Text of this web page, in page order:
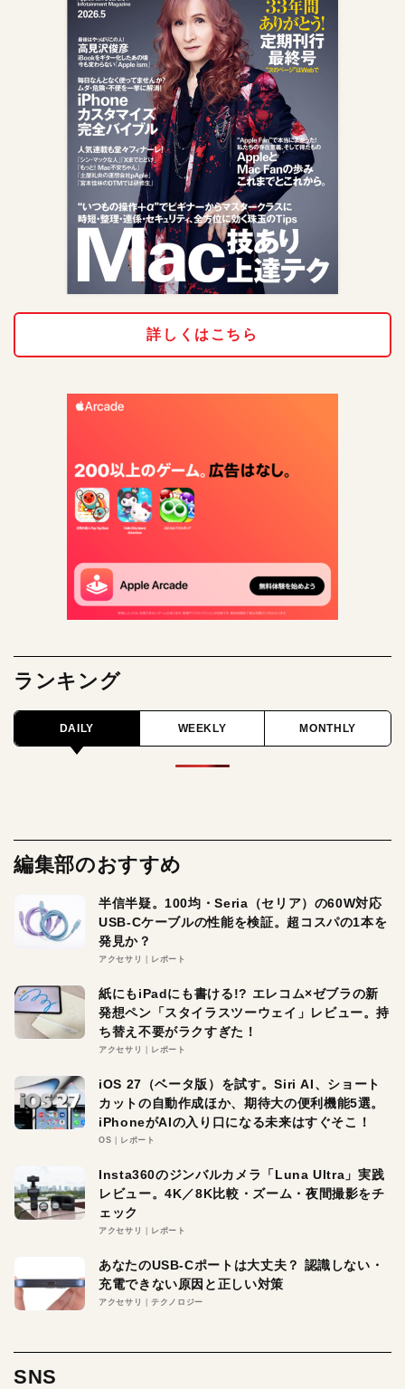
詳しくはこちら
ランキング
DAILY WEEKLY MONTHLY
編集部のおすすめ
半信半疑。100均・Seria（セリア）の60W対応
USB-Cケーブルの性能を検証。超コスパの1本を
発見か？
アクセサリ レポート
紙にもiPadにも書ける!? エレコム×ゼブラの新
発想ペン「スタイラスツーウェイ」レビュー。持
ち替え不要がラクすぎた！
アクセサリ レポート
iOS 27（ベータ版）を試す。Siri AI、ショート
カットの自動作成ほか、期待大の便利機能5選。
iPhoneがAIの入り口になる未来はすぐそこ！
OS レポート
Insta360のジンバルカメラ「Luna Ultra」実践
レビュー。4K／8K比較・ズーム・夜間撮影をチ
ェック
アクセサリ レポート
あなたのUSB-Cポートは大丈夫？ 認識しない・
充電できない原因と正しい対策
アクセサリ テクノロジー
SNS